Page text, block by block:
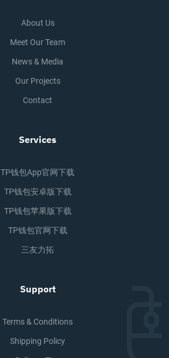
About Us
Meet Our Team
News & Media
Our Projects
Contact
Services
TP钱包app官网下载
TP钱包安卓版下载
TP钱包苹果版下载
TP钱包官网下载
三友力拓
Support
Terms & Conditions
Shipping Policy